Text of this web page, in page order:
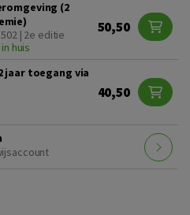
(2
| 2e editie
huis
50,50
jaar toegang via
40,50